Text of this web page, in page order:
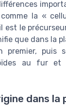
la «
est le
que dans la
premier, puis
au fur
dans la